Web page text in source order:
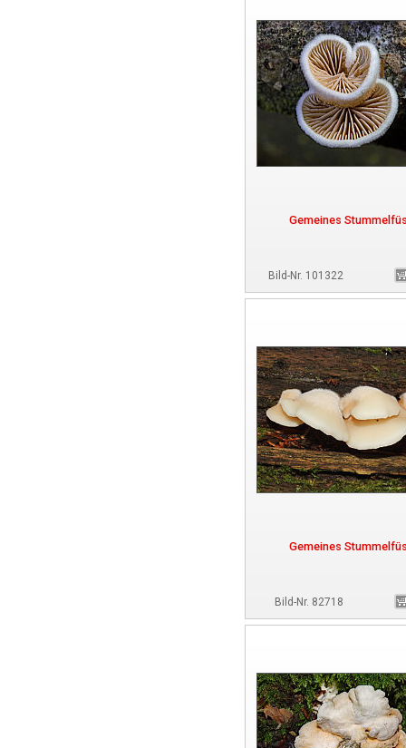
Gemeines
Bild-Nr. 101322
Gemeines
Bild-Nr. 82718